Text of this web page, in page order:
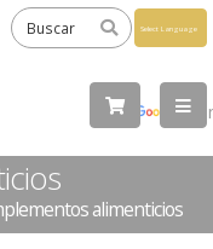
by
alimenticios